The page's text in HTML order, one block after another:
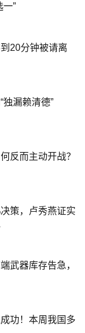
一”
20分钟被请离
独漏赖清德”
反而主动开战？
策，卢秀燕证实
武器库存告急，
功！本周我国多